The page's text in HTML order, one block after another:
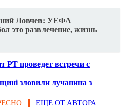
Ловчев: УЕФА
это развлечение, жизнь
РТ проведет встречи с
зловили лучанина з
ЕЩЕ ОТ АВТОРА